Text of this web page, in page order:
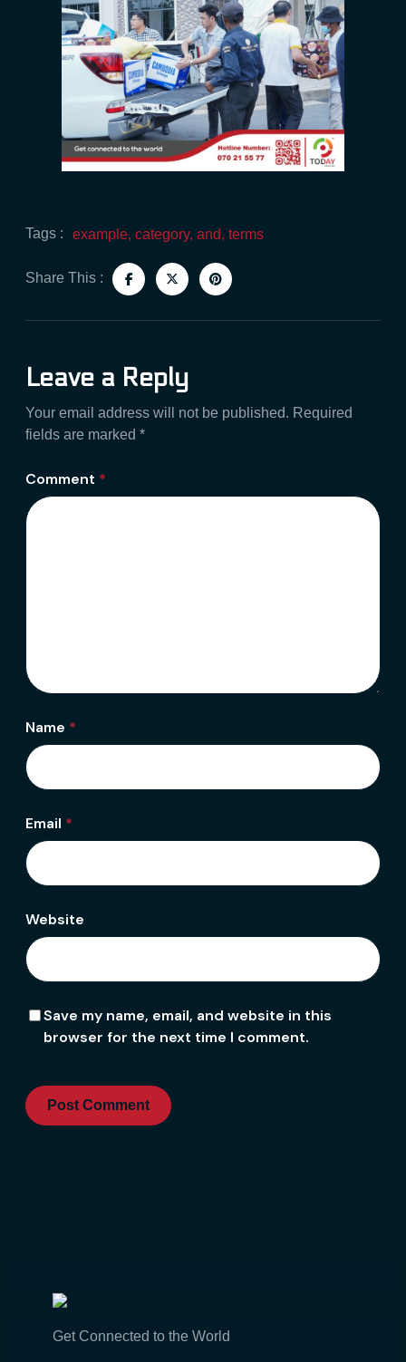
Tags : example, category, and, terms
Share This :
Leave a Reply
Your email address will not be published. Required
fields are marked *
Comment *
Name *
Email *
Website
Save my name, email, and website in this
browser for the next time I comment.
Get Connected to the World